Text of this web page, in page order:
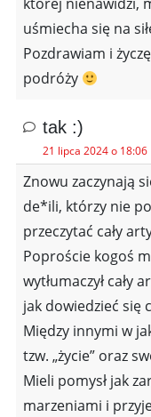
której nienawidzi,
uśmiecha się na
Pozdrawiam i
podróży
tak :)
21 lipca 2024 o 18:06
Znowu zaczynają
de*ili, którzy nie
przeczytać cały
Poproście kogoś
wytłumaczył cały
jak dowiedzieć się
Między innymi w
tzw. „życie” oraz
Mieli pomysł jak
marzeniami i